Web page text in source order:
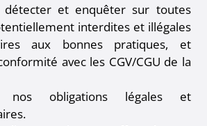
détecter et enquêter sur toutes
interdites et illégales
aux bonnes pratiques, et
avec les CGV/CGU de la
nos obligations légales et